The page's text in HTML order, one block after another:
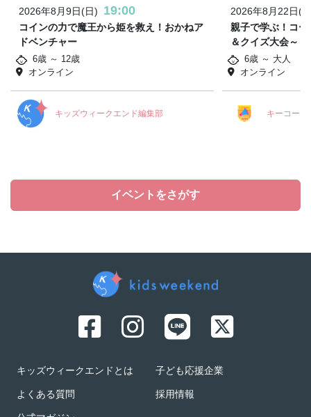
2026年8月9日(日) 19:00
コインの力で魔王から姫を救え！おかねア
ドベンチャー
6歳 ～ 12歳
オンライン
キッズウィークエンド編集部
2026年8月22日(
親子で学ぶ！コ
＆クイズ大会～
6歳 ～ 大人
オンライン
キーコーヒ
イベントをさがす
キッズウィークエンドとは
よくある質問
子ども応援企業
採用情報